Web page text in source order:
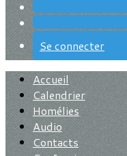
Se connecter
Accueil
Calendrier
Homélies
Audio
Contacts